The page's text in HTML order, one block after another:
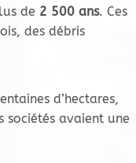
de 2 500 ans. Ces
des débris
d’hectares,
sociétés avaient une